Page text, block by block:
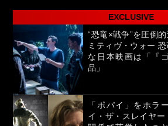
EXCLUSIVE
“恐竜×戦争”を圧倒
ミティヴ・ウォー
な日本映画は「『
品」
「ポパイ」をホラ
イ・ザ・スレイヤ